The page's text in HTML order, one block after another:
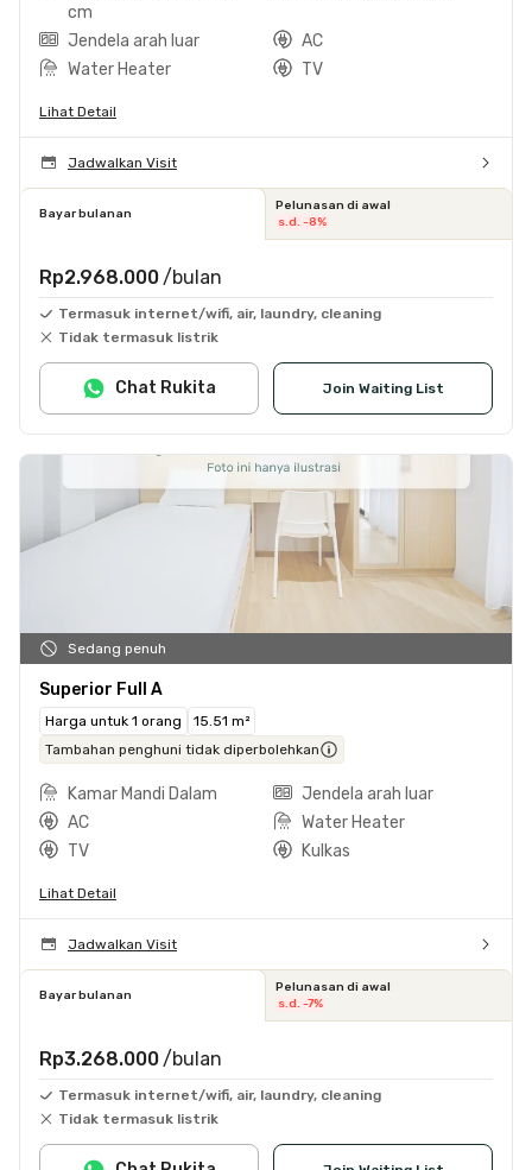
cm
Jendela arah luar
AC
Water Heater
TV
Lihat Detail
Jadwalkan Visit
Bayar bulanan
Pelunasan di awal
s.d. -8%
Rp2.968.000 /bulan
Termasuk internet/wifi, air, laundry, cleaning
Tidak termasuk listrik
Join Waiting List
Chat Rukita
Sedang penuh
Superior Full A
Harga untuk 1 orang
15.51 m²
Tambahan penghuni tidak diperbolehkan
Kamar Mandi Dalam
Jendela arah luar
AC
Water Heater
TV
Kulkas
Lihat Detail
Jadwalkan Visit
Bayar bulanan
Pelunasan di awal
s.d. -7%
Rp3.268.000 /bulan
Termasuk internet/wifi, air, laundry, cleaning
Tidak termasuk listrik